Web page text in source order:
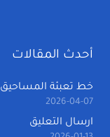
أحدث المقالات
خط تعبئة المساحيق
2026-04-07
ارسال التعليق